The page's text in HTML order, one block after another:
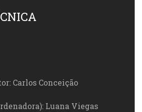
Carlos Conceição
Luana Viegas